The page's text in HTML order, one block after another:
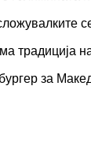
се
на
за